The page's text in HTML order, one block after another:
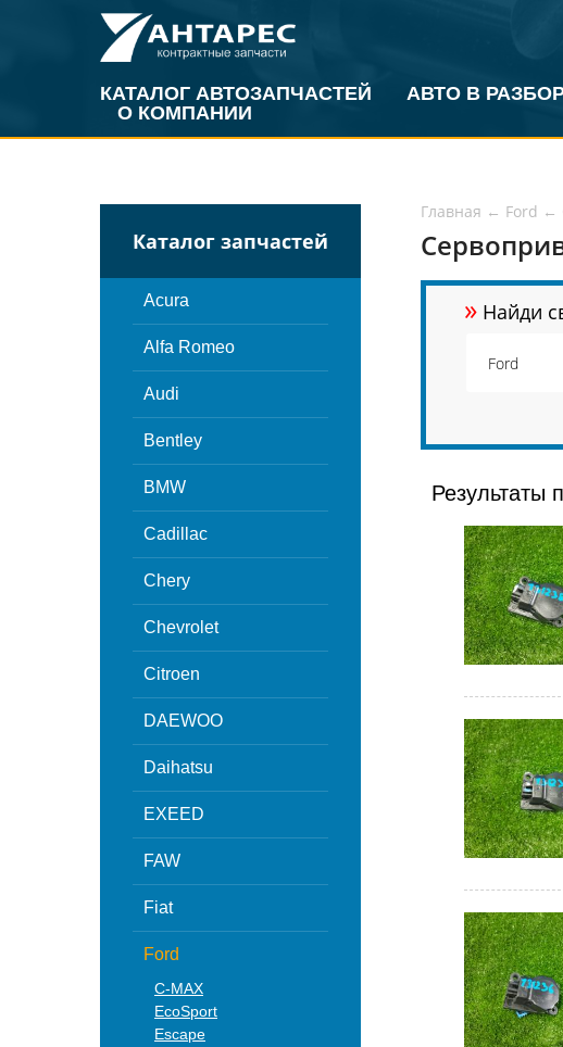
КАТАЛОГ АВТОЗАПЧАСТЕЙ АВТО В
О КОМПАНИИ
Каталог запчастей
Acura
Alfa Romeo
Audi
Bentley
BMW
Cadillac
Chery
Chevrolet
Citroen
DAEWOO
Daihatsu
EXEED
FAW
Fiat
Ford
C-MAX
EcoSport
Escape
Главная ← Ford ←
» Найди
Результаты